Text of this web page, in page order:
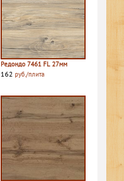
Редондо 7461 FL 27мм
162 руб./плита